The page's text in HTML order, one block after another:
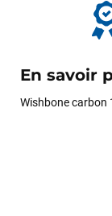
En savoir
Wishbone carbon